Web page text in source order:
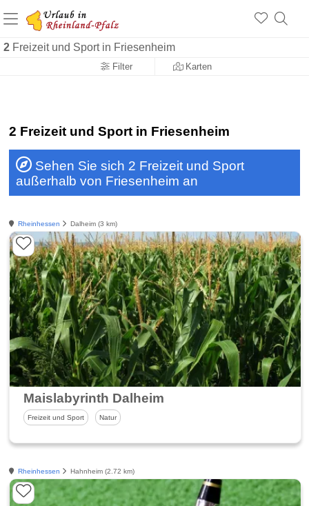
2 Freizeit und Sport in Friesenheim
Filter Karten
+1.500 Unterkünfte in Rheinland-Pfalz
+1.000 Sehenswürdigkeiten
2 Freizeit und Sport in Friesenheim
Sehen Sie sich 2 Freizeit und Sport
außerhalb von Friesenheim an
Rheinhessen Dalheim (3 km)
Maislabyrinth Dalheim
Freizeit und Sport Natur
Rheinhessen Hahnheim (2.72 km)